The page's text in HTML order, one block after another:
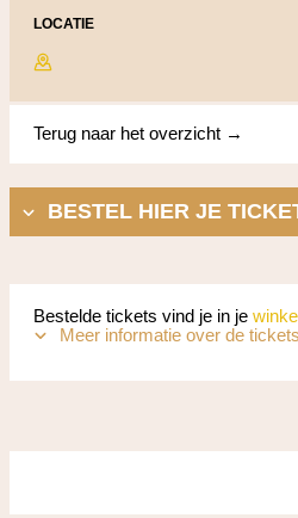
LOCATIE
Terug naar het overzicht →
BESTEL HIER JE
Bestelde tickets vind je in je
Meer informatie over de tickets